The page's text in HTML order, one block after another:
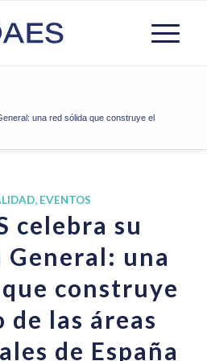
una red sólida que construye el
, EVENTOS
celebra su
General: una
construye
las áreas
de España